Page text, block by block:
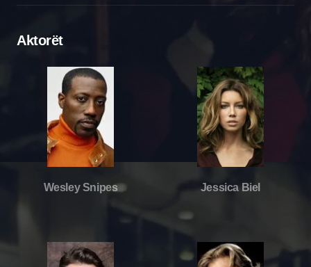
Aktorët
Wesley Snipes Jessica Biel